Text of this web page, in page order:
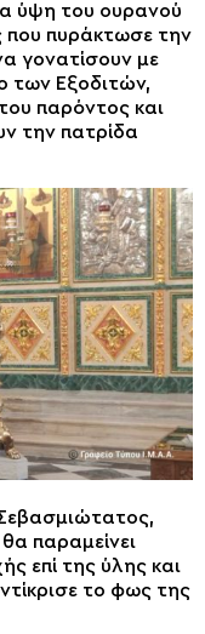
ύψη του ουρανού
που πυράκτωσε την
γονατίσουν με
των Εξοδιτών,
παρόντος και
την πατρίδα
παραμείνει
επί της ύλης και
το φως της